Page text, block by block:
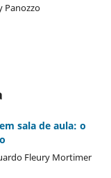
Panozzo
sala de aula: o
Fleury Mortimer